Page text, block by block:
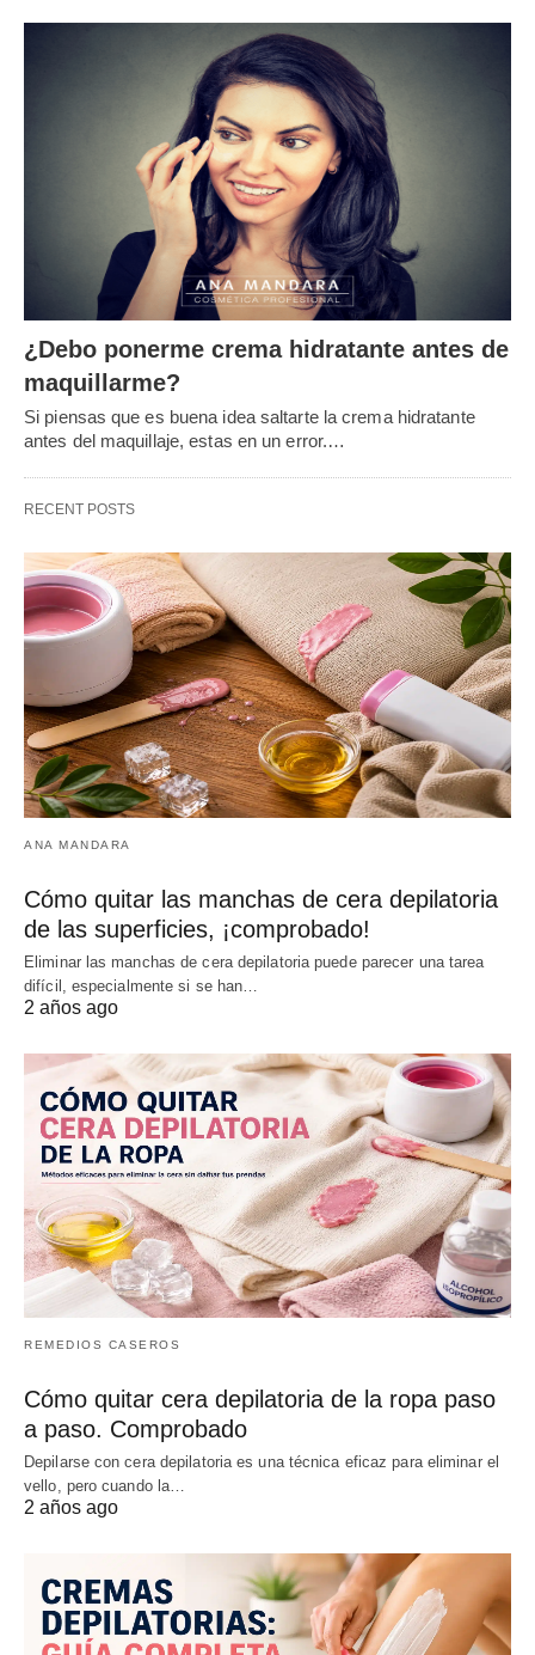
¿Debo ponerme crema hidratante antes de
maquillarme?
Si piensas que es buena idea saltarte la crema hidratante
antes del maquillaje, estas en un error.…
RECENT POSTS
ANA MANDARA
Cómo quitar las manchas de cera depilatoria
de las superficies, ¡comprobado!
Eliminar las manchas de cera depilatoria puede parecer una tarea
difícil, especialmente si se han…
2 años ago
REMEDIOS CASEROS
Cómo quitar cera depilatoria de la ropa paso
a paso. Comprobado
Depilarse con cera depilatoria es una técnica eficaz para eliminar el
vello, pero cuando la…
2 años ago